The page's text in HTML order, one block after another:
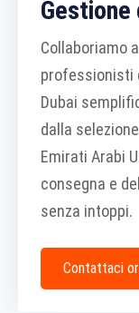
Collaboriamo
professionisti
Dubai
dalla
Emirati Arabi
consegna e
senza intoppi.
Contattaci